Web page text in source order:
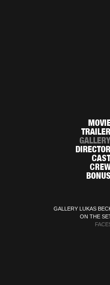
GALLERY LUKAS
ON THE